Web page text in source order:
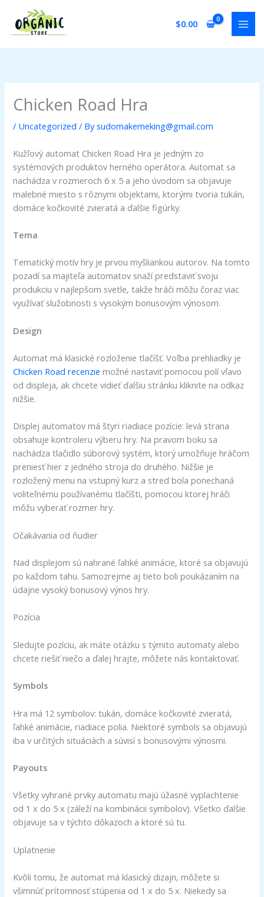
content
$0.00
Chicken Road Hra
/ Uncategorized / Bysudomakemeking@gmail.com
Kužľový automat Chicken Road Hra je jedným zo
systémových produktov herného operátora. Automat sa
nachádza v rozmeroch 6 x 5 a jeho úvodom sa objavuje
malebné miesto s rôznymi objektami, ktorými tvoria tukán,
domáce kočkovité zvieratá a ďalšie figúrky.
Tema
Tematický motív hry je prvou myšliankou autorov. Na tomto
pozadí sa majiteľa automatov snaží predstaviť svoju
produkciu v najlepšom svetle, takže hráči môžu čoraz viac
využívať služobnosti s vysokým bonusovým výnosom.
Design
Automat má klasické rozloženie tlačíšť. Voľba prehliadky je
Chicken Road recenzie možné nastaviť pomocou polí vľavo
od displeja, ak chcete vidieť ďalšiu stránku kliknite na odkaz
nižšie.
Displej automatov má štyri riadiace pozície: levá strana
obsahuje kontroleru výberu hry. Na pravom boku sa
nachádza tlačidlo súborový systém, ktorý umožňuje hráčom
preniesť hier z jedného stroja do druhého. Nižšie je
rozložený menu na vstupný kurz a stred bola ponechaná
voliteľnému používanému tlačíšti, pomocou ktorej hráči
môžu vyberať rozmer hry.
Očakávania od ňudier
Nad displejom sú nahrané ľahké animácie, ktoré sa objavujú
po každom tahu. Samozrejme aj tieto boli poukázaním na
údajne vysoký bonusový výnos hry.
Pozícia
Sledujte pozíciu, ak máte otázku s týmito automaty alebo
chcete riešiť niečo a ďalej hrajte, môžete nás kontaktovať.
Symbols
Hra má 12 symbolov: tukán, domáce kočkovité zvieratá,
ľahké animácie, riadiace polia. Niektoré symbols sa objavujú
iba v určitých situáciách a súvisí s bonusovými výnosmi.
Payouts
Všetky vyhrané prvky automatu majú úžasné vyplachtenie
od 1 x do 5 x (záleží na kombinácii symbolov). Všetko ďalšie
objavuje sa v týchto dôkazoch a ktoré sú tu.
Uplatnenie
Kvôli tomu, že automat má klasický dizajn, môžete si
všimnúť prítomnosť stúpenia od 1 x do 5 x. Niekedy sa